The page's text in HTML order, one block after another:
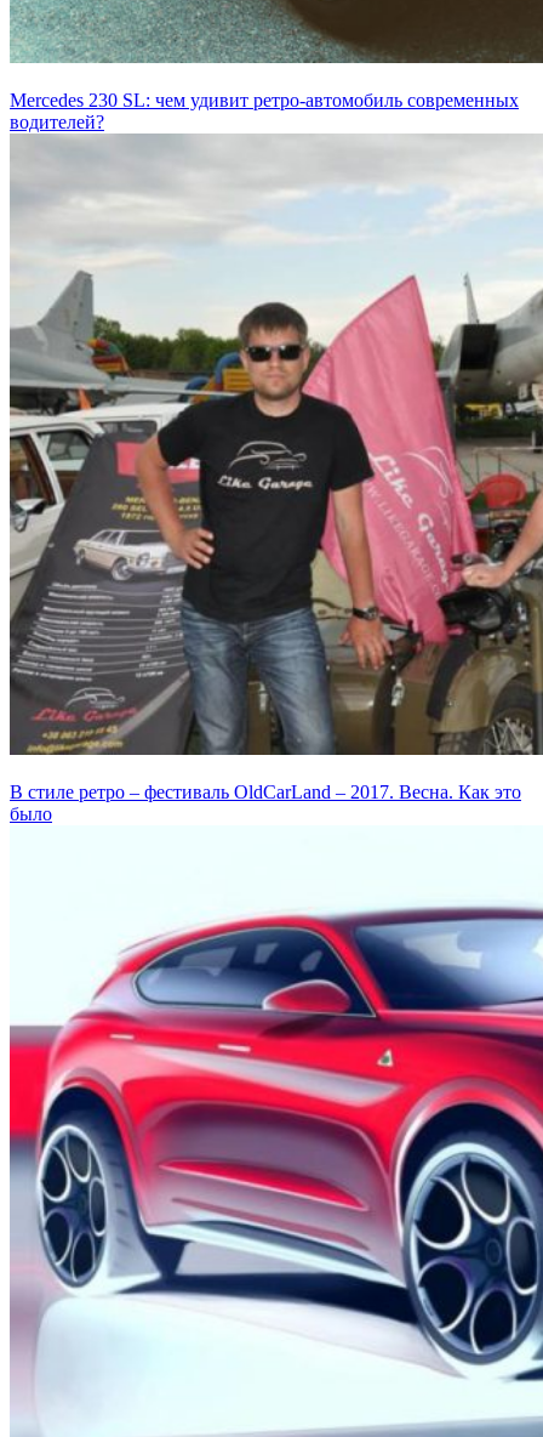
Mercedes 230 SL: чем удивит ретро-автомобиль современных
водителей?
В стиле ретро – фестиваль OldCarLand – 2017. Весна. Как это
было